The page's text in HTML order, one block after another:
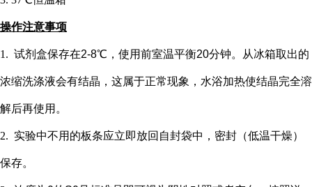
操作注意事项
1. 试剂盒保存在2-8℃，使用前室温平衡20分钟。从冰箱取出的
浓缩洗涤液会有结晶，这属于正常现象，水浴加热使结晶完全溶
解后再使用。
2. 实验中不用的板条应立即放回自封袋中，密封（低温干燥）
保存。